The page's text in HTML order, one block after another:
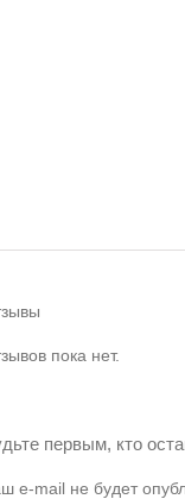
пока нет.
первым, кто
e-mail не будет